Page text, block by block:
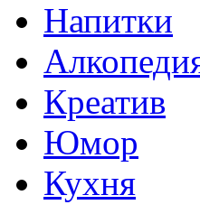
Напитки
Креатив
Юмор
Кухня